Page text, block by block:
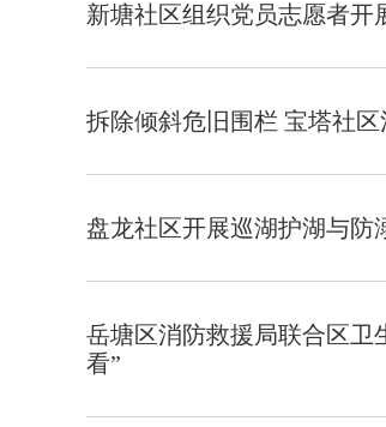
新塘社区组织党员志愿者开
拆除倾斜危旧围栏 宝塔社
盘龙社区开展巡湖护湖与防
岳塘区消防救援局联合区卫
看”